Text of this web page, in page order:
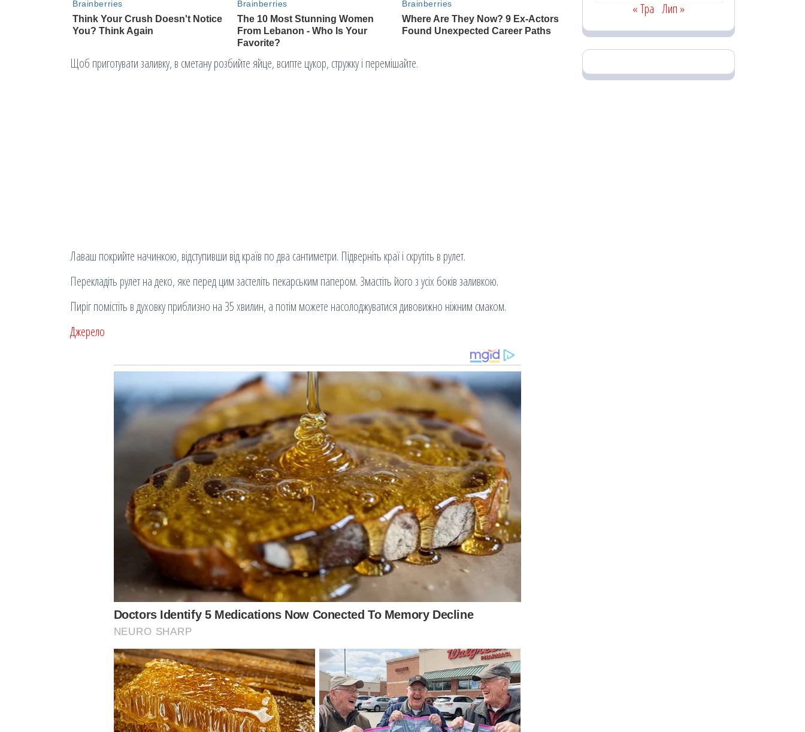
Щоб приготувати заливку, в сметану розбийте яйце, всипте цукор, стружку і перемішайте.
Лаваш покрийте начинкою, відступивши від країв по два сантиметри. Підверніть краї і скрутіть в рулет.
Перекладіть рулет на деко, яке перед цим застеліть пекарським папером. Змастіть його з усіх боків заливкою.
Пиріг помістіть в духовку приблизно на 35 хвилин, а потім можете насолоджуватися дивовижно ніжним смаком.
Джерело
« Тра Лип »